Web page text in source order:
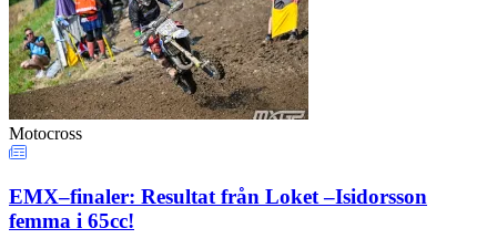
Motocross
EMX–finaler: Resultat från Loket –Isidorsson
femma i 65cc!